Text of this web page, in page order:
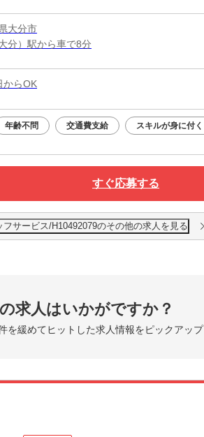
大分市
分）駅から車で8分
からOK
年齢不問 交通費支給 スキルが身に付く
すぐ応募する
フサービス/H10492079のその他の求人を見る
求人はいかがですか？
を緩めてヒットした求人情報をピックアップ